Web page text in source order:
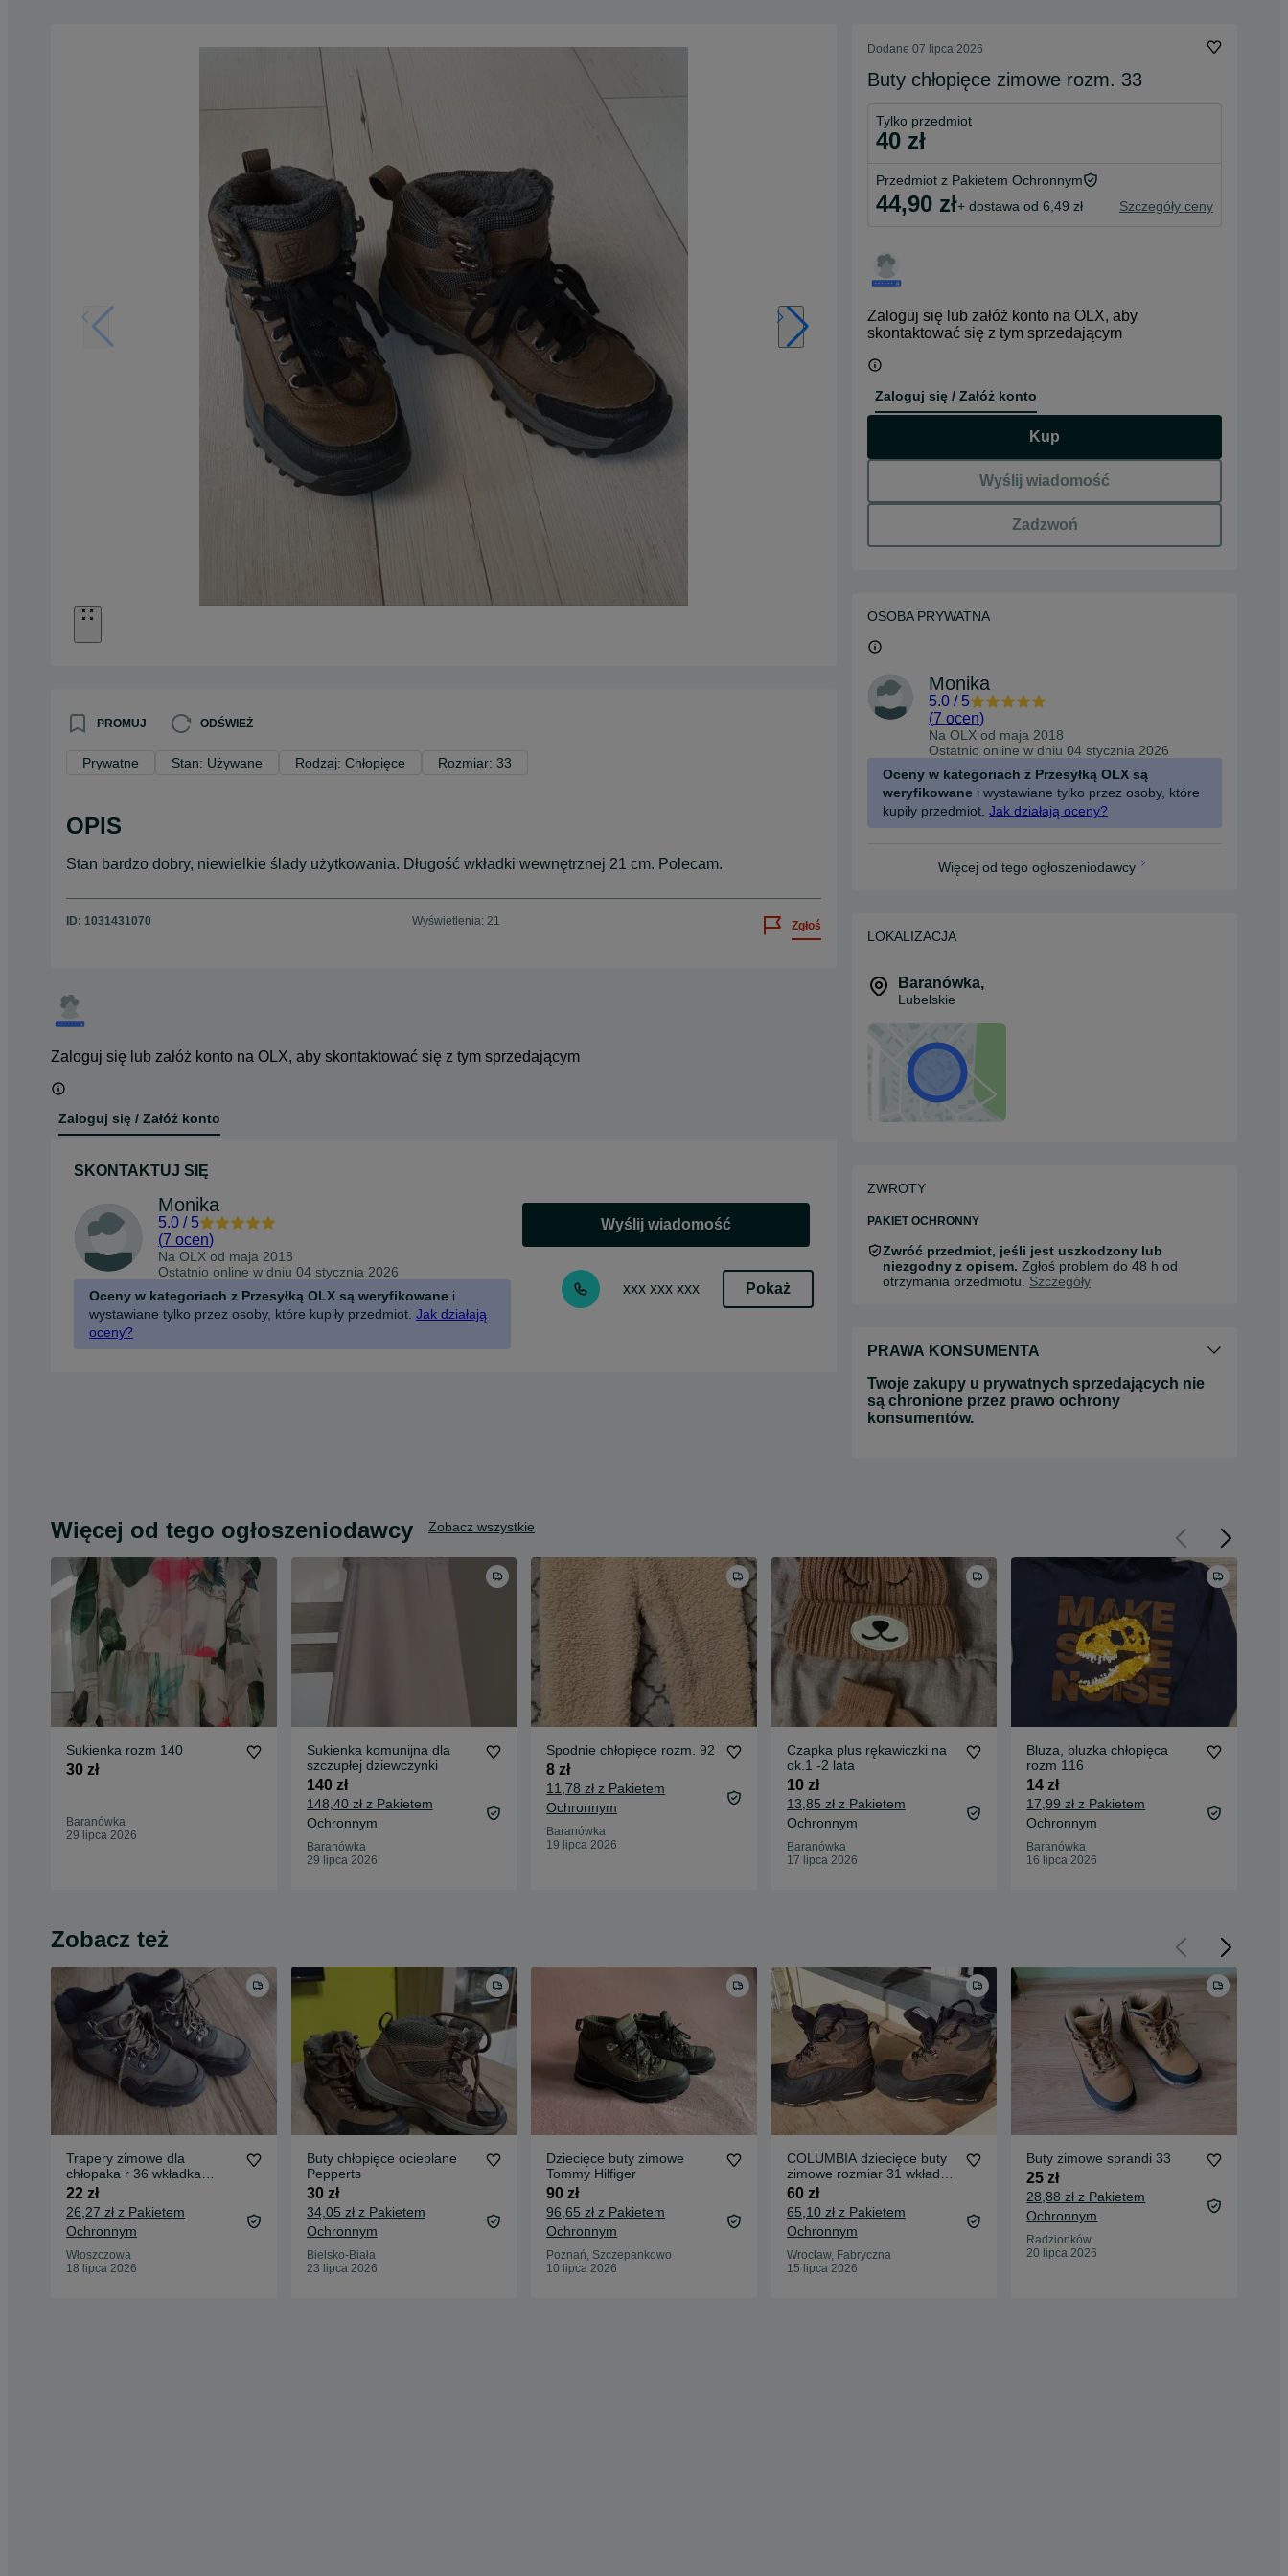
PROMUJ ODŚWIEŻ
Prywatne Stan: Używane Rodzaj: Chłopięce Rozmiar: 33
OPIS
Stan bardzo dobry, niewielkie ślady użytkowania. Długość wkładki wewnętrznej 21 cm. Polecam.
ID: 1031431070 Wyświetlenia: 21 Zgłoś
Zaloguj się lub załóż konto na OLX, aby skontaktować się z tym sprzedającym
Zaloguj się / Załóż konto
SKONTAKTUJ SIĘ
Monika
5.0 / 5
(7 ocen)
Na OLX od maja 2018
Ostatnio online w dniu 04 stycznia 2026
Oceny w kategoriach z Przesyłką OLX są weryfikowane i
wystawiane tylko przez osoby, które kupiły przedmiot. Jak działają
oceny?
Wyślij wiadomość
xxx xxx xxx Pokaż
Dodane 07 lipca 2026
Buty chłopięce zimowe rozm. 33
Tylko przedmiot
40 zł
Przedmiot z Pakietem Ochronnym
44,90 zł+ dostawa od 6,49 zł Szczegóły ceny
Zaloguj się lub załóż konto na OLX, aby
skontaktować się z tym sprzedającym
Zaloguj się / Załóż konto
Kup
Wyślij wiadomość
Zadzwoń
OSOBA PRYWATNA
Monika
5.0 / 5
(7 ocen)
Na OLX od maja 2018
Ostatnio online w dniu 04 stycznia 2026
Oceny w kategoriach z Przesyłką OLX są
weryfikowane i wystawiane tylko przez osoby, które
kupiły przedmiot. Jak działają oceny?
Więcej od tego ogłoszeniodawcy
LOKALIZACJA
Baranówka,
Lubelskie
ZWROTY
PAKIET OCHRONNY
Zwróć przedmiot, jeśli jest uszkodzony lub
niezgodny z opisem. Zgłoś problem do 48 h od
otrzymania przedmiotu. Szczegóły
PRAWA KONSUMENTA
Twoje zakupy u prywatnych sprzedających nie
są chronione przez prawo ochrony
konsumentów.
Więcej od tego ogłoszeniodawcy Zobacz wszystkie
Sukienka rozm 140
30 zł
Baranówka
29 lipca 2026
Sukienka komunijna dla
szczupłej dziewczynki
140 zł
148,40 zł z Pakietem
Ochronnym
Baranówka
29 lipca 2026
Spodnie chłopięce rozm. 92
8 zł
11,78 zł z Pakietem
Ochronnym
Baranówka
19 lipca 2026
Czapka plus rękawiczki na
ok.1 -2 lata
10 zł
13,85 zł z Pakietem
Ochronnym
Baranówka
17 lipca 2026
Bluza, bluzka chłopięca
rozm 116
14 zł
17,99 zł z Pakietem
Ochronnym
Baranówka
16 lipca 2026
Zobacz też
Trapery zimowe dla
chłopaka r 36 wkładka
24cm
22 zł
26,27 zł z Pakietem
Ochronnym
Włoszczowa
18 lipca 2026
Buty chłopięce ocieplane
Pepperts
30 zł
34,05 zł z Pakietem
Ochronnym
Bielsko-Biała
23 lipca 2026
Dziecięce buty zimowe
Tommy Hilfiger
90 zł
96,65 zł z Pakietem
Ochronnym
Poznań, Szczepankowo
10 lipca 2026
COLUMBIA dziecięce buty
zimowe rozmiar 31 wkładka
19cm stan bardzo dob
60 zł
65,10 zł z Pakietem
Ochronnym
Wrocław, Fabryczna
15 lipca 2026
Buty zimowe sprandi 33
25 zł
28,88 zł z Pakietem
Ochronnym
Radzionków
20 lipca 2026